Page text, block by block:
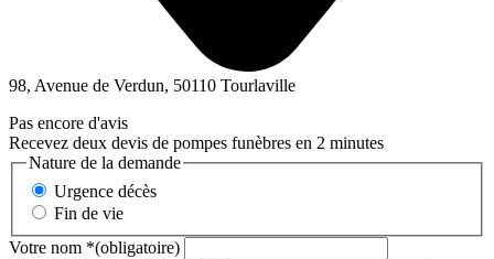
98, Avenue de Verdun, 50110 Tourlaville
Pas encore d'avis
Recevez deux devis de pompes funèbres en 2 minutes
Nature de la demande
Urgence décès
Fin de vie
Votre nom *(obligatoire)